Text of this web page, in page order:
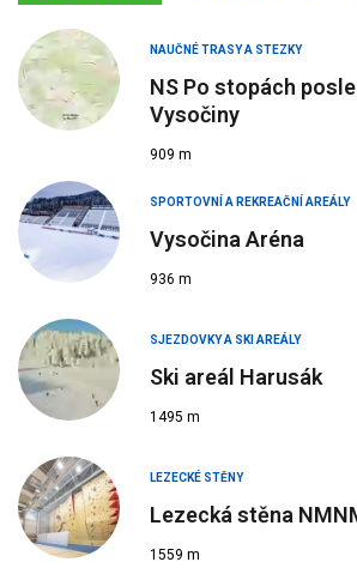
NAUČNÉ TRASY A STEZKY
NS Po stopách
Vysočiny
909 m
SPORTOVNÍ A REKREAČNÍ AREÁLY
Vysočina Aréna
936 m
SJEZDOVKY A SKI AREÁLY
Ski areál Harusák
1495 m
LEZECKÉ STĚNY
Lezecká stěna
1559 m